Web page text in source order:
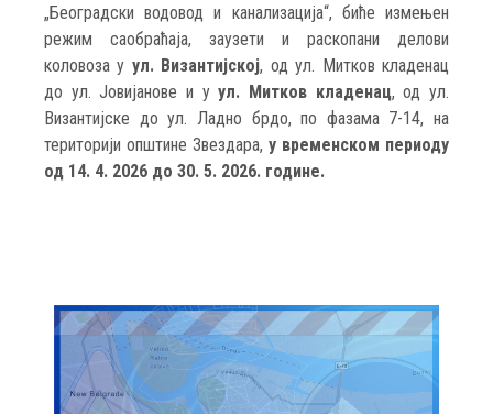
„Београдски водовод и канализација“, биће измењен
режим саобраћаја, заузети и раскопани делови
коловоза у ул. Византијској, од ул. Митков кладенац
до ул. Јовијанове и уул. Митков кладенац, од ул.
Византијске до ул. Ладно брдо, по фазама 7-14, на
територији општине Звездара, у временском периоду
од 14. 4. 2026 до 30. 5. 2026. године.